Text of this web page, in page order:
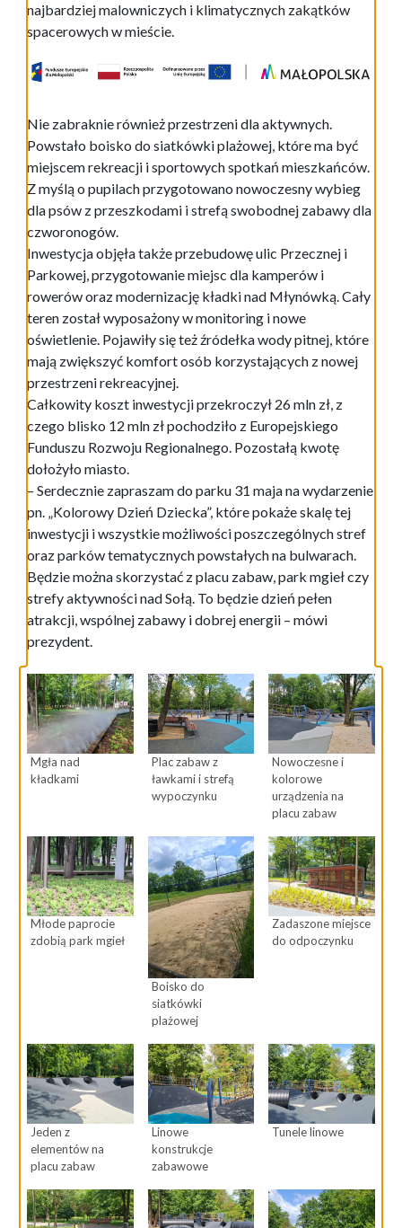
najbardziej malowniczych i klimatycznych zakątków
spacerowych w mieście.
Nie zabraknie również przestrzeni dla aktywnych.
Powstało boisko do siatkówki plażowej, które ma być
miejscem rekreacji i sportowych spotkań mieszkańców.
Z myślą o pupilach przygotowano nowoczesny wybieg
dla psów z przeszkodami i strefą swobodnej zabawy dla
czworonogów.
Inwestycja objęła także przebudowę ulic Przecznej i
Parkowej, przygotowanie miejsc dla kamperów i
rowerów oraz modernizację kładki nad Młynówką. Cały
teren został wyposażony w monitoring i nowe
oświetlenie. Pojawiły się też źródełka wody pitnej, które
mają zwiększyć komfort osób korzystających z nowej
przestrzeni rekreacyjnej.
Całkowity koszt inwestycji przekroczył 26 mln zł, z
czego blisko 12 mln zł pochodziło z Europejskiego
Funduszu Rozwoju Regionalnego. Pozostałą kwotę
dołożyło miasto.
– Serdecznie zapraszam do parku 31 maja na wydarzenie
pn. „Kolorowy Dzień Dziecka”, które pokaże skalę tej
inwestycji i wszystkie możliwości poszczególnych stref
oraz parków tematycznych powstałych na bulwarach.
Będzie można skorzystać z placu zabaw, park mgieł czy
strefy aktywności nad Sołą. To będzie dzień pełen
atrakcji, wspólnej zabawy i dobrej energii – mówi
prezydent.
Mgła nad
kładkami
Plac zabaw z
ławkami i strefą
wypoczynku
Nowoczesne i
kolorowe
urządzenia na
placu zabaw
Młode paprocie
zdobią park mgieł
Boisko do
siatkówki
plażowej
Zadaszone miejsce
do odpoczynku
Jeden z
elementów na
placu zabaw
Linowe
konstrukcje
zabawowe
Tunele linowe